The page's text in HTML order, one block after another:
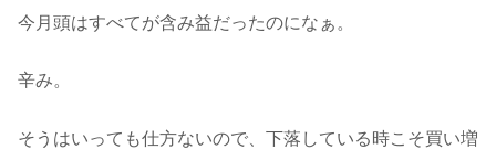
今月頭はすべてが含み益だったのになぁ。
辛み。
そうはいっても仕方ないので、下落している時こそ買い増